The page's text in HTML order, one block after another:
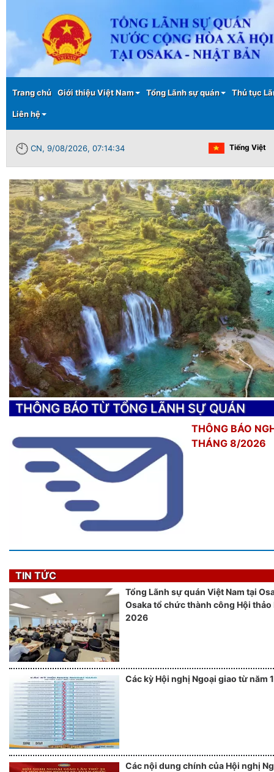
Main menu
Trang chủ Giới thiệu Việt Nam Tổng Lãnh sự quán Thủ tục
Liên hệ
CN, 9/08/2026, 07:14:34 Tiếng Việt
Trước
THÔNG BÁO TỪ TỔNG LÃNH SỰ QUÁN
THÔNG BÁO
THÁNG 8/2026
TIN TỨC
Tổng Lãnh sự quán Việt Nam tại
Osaka tổ chức thành công Hội
2026
Các kỳ Hội nghị Ngoại giao từ năm
Các nội dung chính của Hội nghị